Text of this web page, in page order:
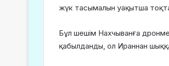
жүк тасымалын уақытша
Бұл шешім Нахчыванға
қабылданды, ол Ираннан